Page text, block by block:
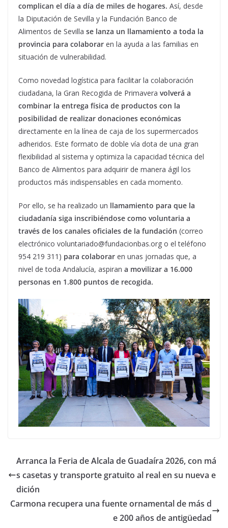
complican el día a día de miles de hogares. Así, desde
la Diputación de Sevilla y la Fundación Banco de
Alimentos de Sevilla se lanza un llamamiento a toda la
provincia para colaborar en la ayuda a las familias en
situación de vulnerabilidad.
Como novedad logística para facilitar la colaboración
ciudadana, la Gran Recogida de Primavera volverá a
combinar la entrega física de productos con la
posibilidad de realizar donaciones económicas
directamente en la línea de caja de los supermercados
adheridos. Este formato de doble vía dota de una gran
flexibilidad al sistema y optimiza la capacidad técnica del
Banco de Alimentos para adquirir de manera ágil los
productos más indispensables en cada momento.
Por ello, se ha realizado un llamamiento para que la
ciudadanía siga inscribiéndose como voluntaria a
través de los canales oficiales de la fundación (correo
electrónico voluntariado@fundacionbas.org o el teléfono
954 219 311) para colaborar en unas jornadas que, a
nivel de toda Andalucía, aspiran a movilizar a 16.000
personas en 1.800 puntos de recogida.
Arranca la Feria de Alcala de Guadaíra 2026, con má
s casetas y transporte gratuito al real en su nueva e
dición
Carmona recupera una fuente ornamental de más d
e 200 años de antigüedad